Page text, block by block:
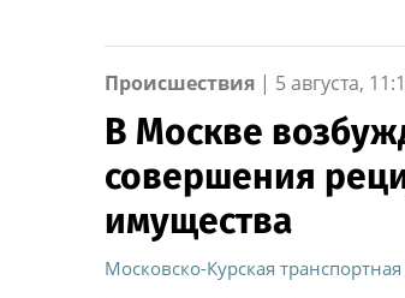
по охране важных
государственных
объектов
Происшествия | 5 августа,
В Москве
совершения
имущества
Московско-Курская